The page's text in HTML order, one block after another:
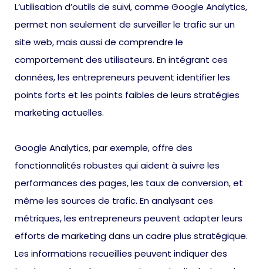
L’utilisation d’outils de suivi, comme Google Analytics,
permet non seulement de surveiller le trafic sur un
site web, mais aussi de comprendre le
comportement des utilisateurs. En intégrant ces
données, les entrepreneurs peuvent identifier les
points forts et les points faibles de leurs stratégies
marketing actuelles.
Google Analytics, par exemple, offre des
fonctionnalités robustes qui aident à suivre les
performances des pages, les taux de conversion, et
même les sources de trafic. En analysant ces
métriques, les entrepreneurs peuvent adapter leurs
efforts de marketing dans un cadre plus stratégique.
Les informations recueillies peuvent indiquer des